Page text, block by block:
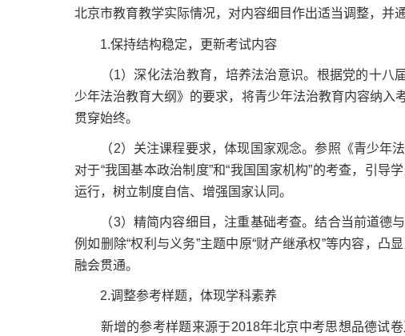
北京市教育教学实际情况，对内容细目作出适当调整，并
1.保持结构稳定，更新考试内容
（1）深化法治教育，培养法治意识。根据党的十八届
少年法治教育大纲》的要求，将青少年法治教育内容纳
贯穿始终。
（2）关注课程要求，体现国家观念。参照《青少年法
对于“我国基本政治制度”和“我国国家机构”的考查，引
运行，树立制度自信、增强国家认同。
（3）精简内容细目，注重基础考查。结合当前道德与
例如删除“权利与义务”主题中原“财产继承权”等内容，
融会贯通。
2.调整参考样题，体现学科素养
新增的参考样题来源于2018年北京中考思想品德试卷